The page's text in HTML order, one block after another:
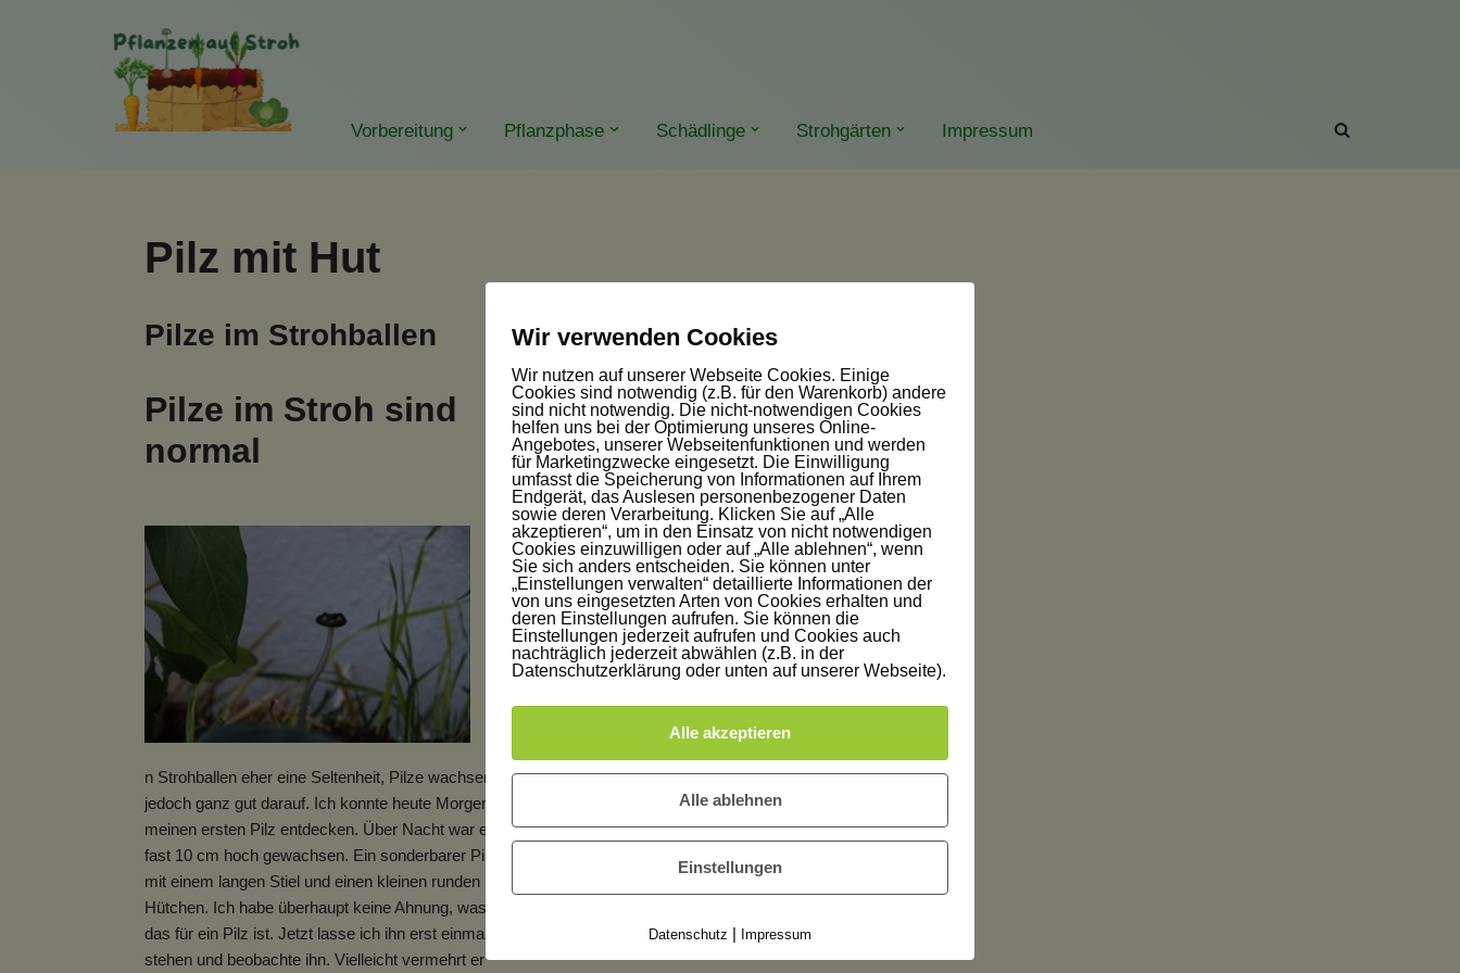
Vorbereitung Pflanzphase Schädlinge Strohgärten Impressum
Pilz mit Hut
Pilze im Strohballen
Pilze im Stroh sind
normal
n Strohballen eher eine Seltenheit, Pilze wachsen
jedoch ganz gut darauf. Ich konnte heute Morgen
meinen ersten Pilz entdecken. Über Nacht war er
fast 10 cm hoch gewachsen. Ein sonderbarer Pilz,
mit einem langen Stiel und einen kleinen runden
Hütchen. Ich habe überhaupt keine Ahnung, was
das für ein Pilz ist. Jetzt lasse ich ihn erst einmal
stehen und beobachte ihn. Vielleicht vermehrt er
Wir verwenden Cookies
Wir nutzen auf unserer Webseite Cookies. Einige
Cookies sind notwendig (z.B. für den Warenkorb) andere
sind nicht notwendig. Die nicht-notwendigen Cookies
helfen uns bei der Optimierung unseres Online-
Angebotes, unserer Webseitenfunktionen und werden
für Marketingzwecke eingesetzt. Die Einwilligung
umfasst die Speicherung von Informationen auf Ihrem
Endgerät, das Auslesen personenbezogener Daten
sowie deren Verarbeitung. Klicken Sie auf „Alle
akzeptieren“, um in den Einsatz von nicht notwendigen
Cookies einzuwilligen oder auf „Alle ablehnen“, wenn
Sie sich anders entscheiden. Sie können unter
„Einstellungen verwalten“ detaillierte Informationen der
von uns eingesetzten Arten von Cookies erhalten und
deren Einstellungen aufrufen. Sie können die
Einstellungen jederzeit aufrufen und Cookies auch
nachträglich jederzeit abwählen (z.B. in der
Datenschutzerklärung oder unten auf unserer Webseite).
Alle akzeptieren
Alle ablehnen
Einstellungen
Datenschutz | Impressum